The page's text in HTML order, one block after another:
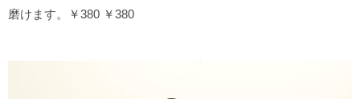
磨けます。￥380 ￥380